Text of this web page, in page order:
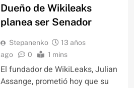
Dueño de Wikileaks
planea ser Senador
Stepanenko
13 años
ago
0 1 mins
El fundador de WikiLeaks, Julian
Assange, prometió hoy que su